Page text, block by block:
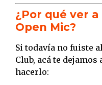
¿Por qué ver
Open Mic?
Si todavía no fuiste
Club, acá te
hacerlo: